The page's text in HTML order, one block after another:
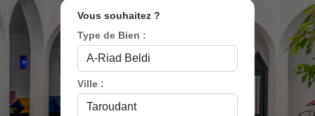
Vous souhaitez ?
Type de Bien :
Ville :